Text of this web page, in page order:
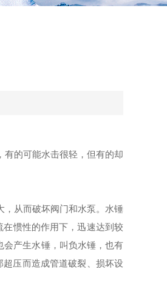
的可能水击很轻，但有的却
从而破坏阀门和水泵。水锤
惯性的作用下，迅速达到较
会产生水锤，叫负水锤，也有
压而造成管道破裂、损坏设